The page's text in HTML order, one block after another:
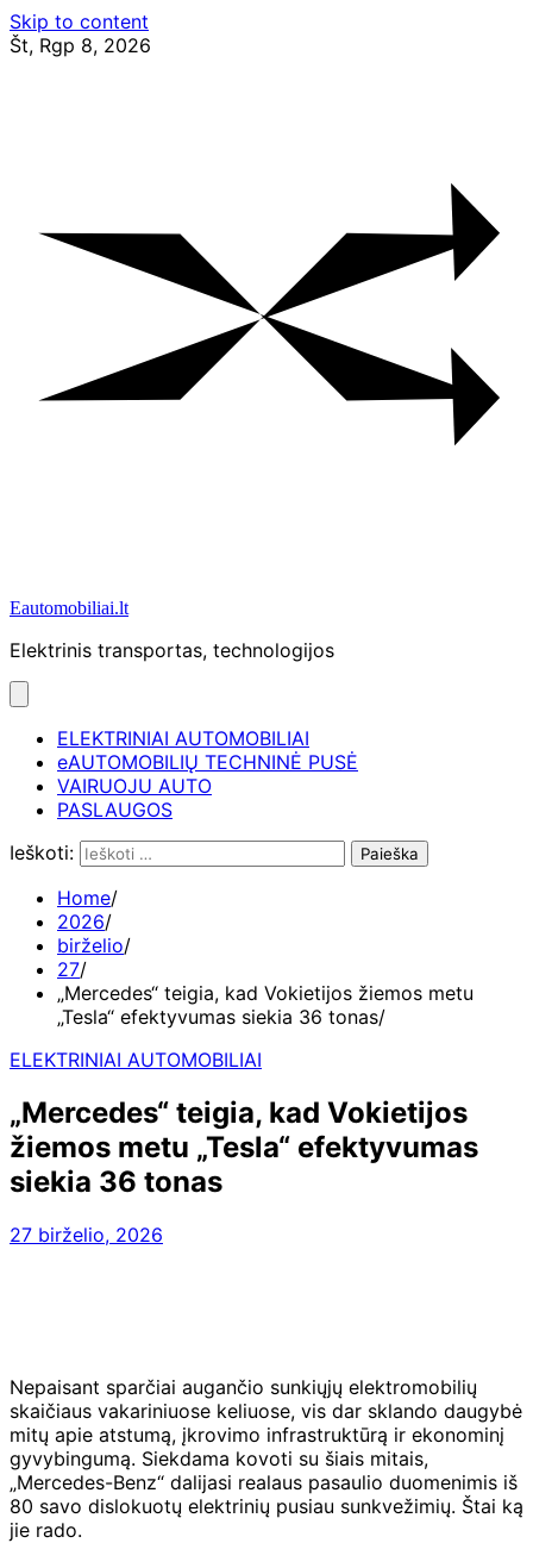
Skip to content
Št, Rgp 8, 2026
Eautomobiliai.lt
Elektrinis transportas, technologijos
ELEKTRINIAI AUTOMOBILIAI
eAUTOMOBILIŲ TECHNINĖ PUSĖ
VAIRUOJU AUTO
PASLAUGOS
Ieškoti:
Home
2026
birželio
27
„Mercedes“ teigia, kad Vokietijos žiemos metu
„Tesla“ efektyvumas siekia 36 tonas
ELEKTRINIAI AUTOMOBILIAI
„Mercedes“ teigia, kad Vokietijos
žiemos metu „Tesla“ efektyvumas
siekia 36 tonas
27 birželio, 2026
Nepaisant sparčiai augančio sunkiųjų elektromobilių
skaičiaus vakariniuose keliuose, vis dar sklando daugybė
mitų apie atstumą, įkrovimo infrastruktūrą ir ekonominį
gyvybingumą. Siekdama kovoti su šiais mitais,
„Mercedes-Benz“ dalijasi realaus pasaulio duomenimis iš
80 savo dislokuotų elektrinių pusiau sunkvežimių. Štai ką
jie rado.